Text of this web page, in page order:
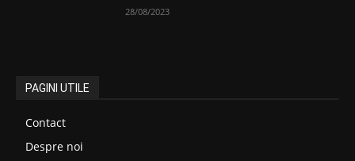
28/08/2023
PAGINI UTILE
Contact
Despre noi